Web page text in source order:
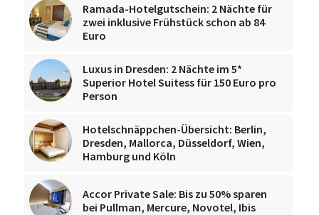
Ramada-Hotelgutschein: 2 Nächte für
zwei inklusive Frühstück schon ab 84
Euro
Luxus in Dresden: 2 Nächte im 5*
Superior Hotel Suitess für 150 Euro pro
Person
Hotelschnäppchen-Übersicht: Berlin,
Dresden, Mallorca, Düsseldorf, Wien,
Hamburg und Köln
Accor Private Sale: Bis zu 50% sparen
bei Pullman, Mercure, Novotel, Ibis